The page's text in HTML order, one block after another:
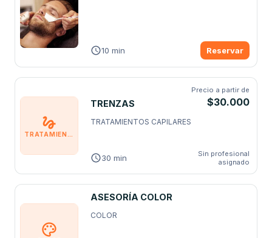
10 min Reservar
TRATAMIENTOS CAPILARES
TRENZAS
Precio a partir de
$30.000
TRATAMIENTOS CAPILARES
30 min
Sin profesional
asignado
ASESORÍA COLOR
COLOR